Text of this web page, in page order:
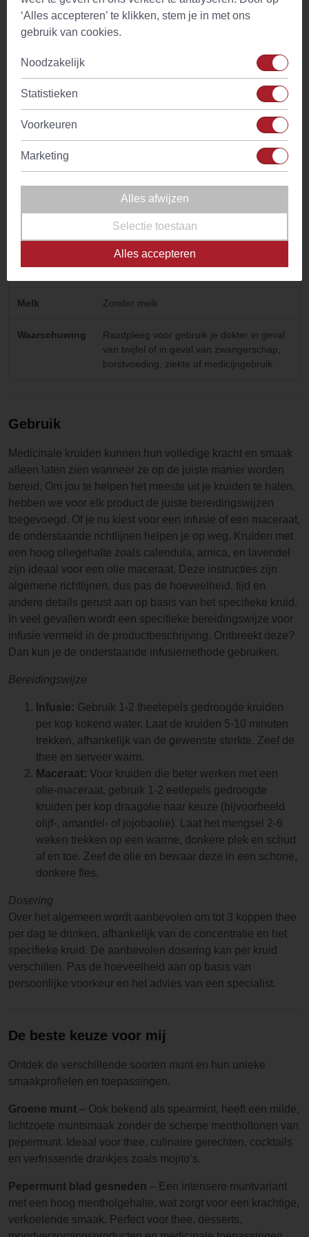
Temperatuur
water
100°C
Thee is geschikt voor gehele dag. Met
Ingredienten
Kenmerken
stimulerend aroma
Voor- en na de maaltijd
Cafeine Geen
Melk Zonder melk
Waarschuwing
Raadpleeg voor gebruik je dokter in geval
van twijfel of in geval van zwangerschap,
borstvoeding, ziekte of medicijngebruik.
Gebruik
Medicinale kruiden kunnen hun volledige kracht en smaak
alleen laten zien wanneer ze op de juiste manier worden
bereid. Om jou te helpen het meeste uit je kruiden te halen,
hebben we voor elk product de juiste bereidingswijzen
toegevoegd. Of je nu kiest voor een infusie of een maceraat,
de onderstaande richtlijnen helpen je op weg. Kruiden met
een hoog oliegehalte zoals calendula, arnica, en lavendel
zijn ideaal voor een olie maceraat. Deze instructies zijn
algemene richtlijnen, dus pas de hoeveelheid, tijd en
andere details gerust aan op basis van het specifieke kruid.
In veel gevallen wordt een specifieke bereidingswijze voor
infusie vermeld in de productbeschrijving. Ontbreekt deze?
Dan kun je de onderstaande infusiemethode gebruiken.
Bereidingswijze
Infusie: Gebruik 1-2 theelepels gedroogde kruiden
per kop kokend water. Laat de kruiden 5-10 minuten
trekken, afhankelijk van de gewenste sterkte. Zeef de
thee en serveer warm.
Maceraat: Voor kruiden die beter werken met een
olie-maceraat, gebruik 1-2 eetlepels gedroogde
kruiden per kop draagolie naar keuze (bijvoorbeeld
olijf-, amandel- of jojobaolie). Laat het mengsel 2-6
weken trekken op een warme, donkere plek en schud
af en toe. Zeef de olie en bewaar deze in een schone,
donkere fles.
Dosering
Over het algemeen wordt aanbevolen om tot 3 koppen thee
per dag te drinken, afhankelijk van de concentratie en het
specifieke kruid. De aanbevolen dosering kan per kruid
verschillen. Pas de hoeveelheid aan op basis van
persoonlijke voorkeur en het advies van een specialist.
De beste keuze voor mij
Ontdek de verschillende soorten munt en hun unieke
smaakprofielen en toepassingen.
Groene munt – Ook bekend als spearmint, heeft een milde,
lichtzoete muntsmaak zonder de scherpe mentholtonen van
pepermunt. Ideaal voor thee, culinaire gerechten, cocktails
en verfrissende drankjes zoals mojito’s.
Pepermunt blad gesneden – Een intensere muntvariant
met een hoog mentholgehalte, wat zorgt voor een krachtige,
verkoelende smaak. Perfect voor thee, desserts,
‘Alles accepteren’ te klikken, stem je in met ons
gebruik van cookies.
Noodzakelijk
Statistieken
Voorkeuren
Marketing
Alles afwijzen
Selectie toestaan
Alles accepteren